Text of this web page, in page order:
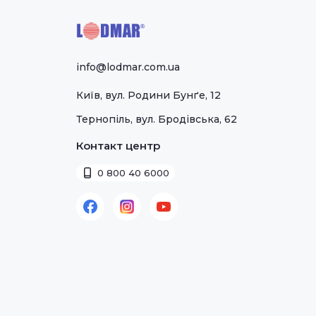
info@lodmar.com.ua
Київ, вул. Родини Бунґе, 12
Тернопіль, вул. Бродівська, 62
Контакт центр
0 800 40 6000